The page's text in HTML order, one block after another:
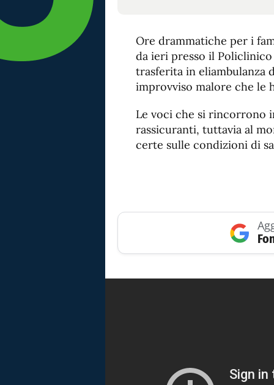
Ore drammatiche per i
da ieri presso il
trasferita in eliambulanza
improvviso malore che le
Le voci che si rincorrono
rassicuranti, tuttavia al
certe sulle condizioni di